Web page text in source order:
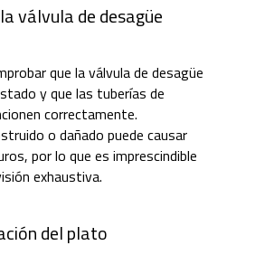
válvula de desagüe
que la válvula de desagüe
y que las tuberías de
correctamente.
o dañado puede causar
por lo que es imprescindible
exhaustiva.
del plato